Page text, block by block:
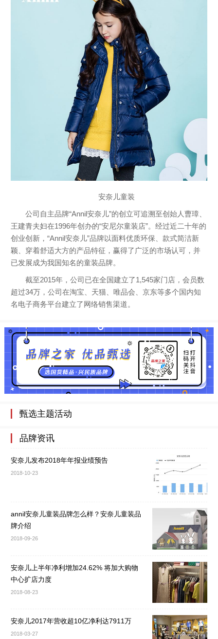
安奈儿童装
公司自主品牌“Annil安奈儿”的创立可追溯至创始人曹璋、
王建青夫妇在1996年创办的“安尼尔童装店”。经过近二十年的
创业创新，“Annil安奈儿”品牌以面料优质环保、款式简洁新
颖、穿着舒适大方的产品特征，赢得了广泛的市场认可，并
已发展成为我国知名的童装品牌。
截至2015年，公司已在全国建立了1,545家门店，会员数
超过34万，公司在淘宝、天猫、唯品会、京东等多个国内知
名电子商务平台建立了网络销售渠道。
甄选主题活动
品牌资讯
安奈儿发布2018年年报业绩预告
2018-10-23
annil安奈儿童装品牌怎么样？安奈儿童装品
牌介绍
2018-09-26
安奈儿上半年净利增加24.62% 将加大购物
中心扩店力度
2018-08-23
安奈儿2017年营收超10亿净利达7911万
2018-03-27